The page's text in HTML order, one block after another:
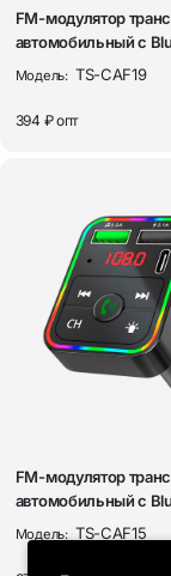
FM-модулятор
автомобильный с
TDS TS-CA...
Модель: TS-CAF19
394 ₽опт
FM-модулятор
автомобильный с
TDS TS-CA...
Модель: TS-CAF15